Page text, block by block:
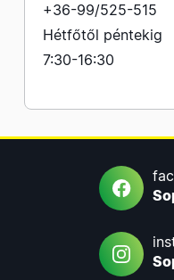
+36-99/525-515
Hétfőtől péntekig
7:30-16:30